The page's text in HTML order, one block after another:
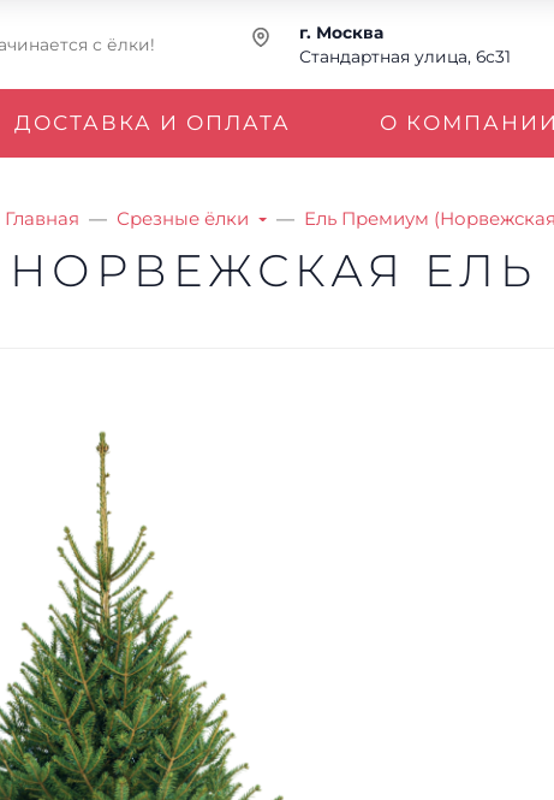
с ёлки!
г. Москва
Стандартная улица, 6с31
ДОСТАВКА И ОПЛАТА О КОМПАНИИ
Главная Срезные ёлки Ель Премиум
НОРВЕЖСКАЯ ЕЛЬ